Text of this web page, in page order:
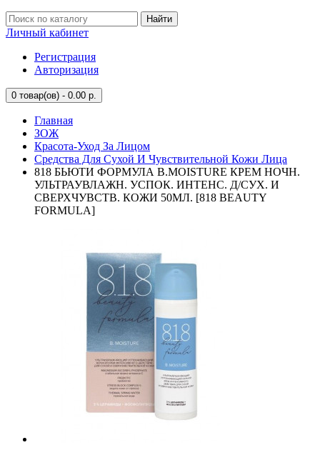
Найти
Личный кабинет
Регистрация
Авторизация
0 товар(ов) - 0.00 р.
Главная
ЗОЖ
Красота-Уход За Лицом
Средства Для Сухой И Чувствительной Кожи Лица
818 БЬЮТИ ФОРМУЛА B.MOISTURE КРЕМ НОЧН.
УЛЬТРАУВЛАЖН. УСПОК. ИНТЕНС. Д/СУХ. И
СВЕРХЧУВСТВ. КОЖИ 50МЛ. [818 BEAUTY
FORMULA]